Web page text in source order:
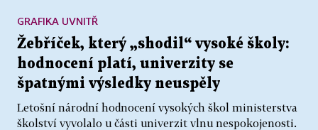
Žebříček, který „shodil“ vysoké školy:
hodnocení platí, univerzity se
špatnými výsledky neuspěly
Letošní národní hodnocení vysokých škol ministerstva
školství vyvolalo u části univerzit vlnu nespokojenosti.
GRAFIKA UVNITŘ